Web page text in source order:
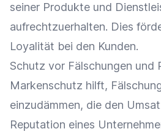
seiner Produkte und
aufrechtzuerhalten. Dies
Loyalität bei den Kunden.
Schutz vor Fälschungen und
Markenschutz hilft,
einzudämmen, die den
Reputation eines